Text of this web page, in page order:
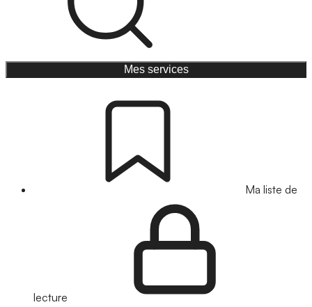
Mes services
Ma liste de
lecture